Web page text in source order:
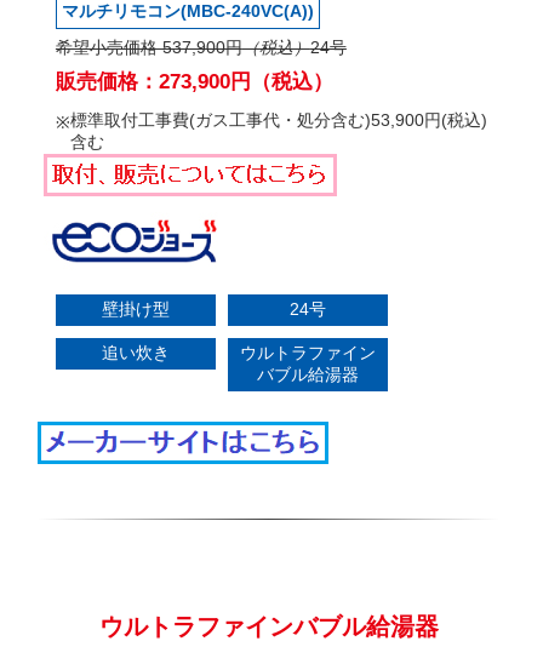
マルチリモコン(MBC-240VC(A))
希望小売価格 537,900円（税込）24号
販売価格：273,900円（税込）
標準取付工事費(ガス工事代・処分含む)53,900円(税込)
含む
壁掛け型 24号
追い炊き
ウルトラファイン
バブル給湯器
ウルトラファインバブル給湯器